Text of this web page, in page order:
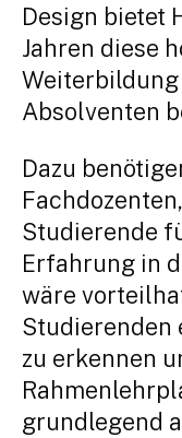
Design bietet
Jahren diese
Weiterbildung
Absolventen
Dazu
Studierende
Erfahrung in
wäre
Studierenden
zu erkennen
grundlegend